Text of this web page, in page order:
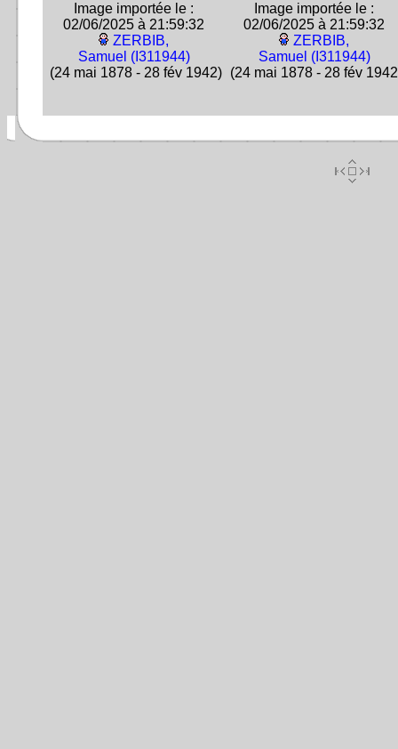
Image importée le :
02/06/2025 à 21:59:32
ZERBIB,
Samuel (I311944)
(24 mai 1878 - 28 fév 1942)
Image importée le :
02/06/2025 à 21:59:32
ZERBIB,
Samuel (I311944)
(24 mai 1878 - 28 fév